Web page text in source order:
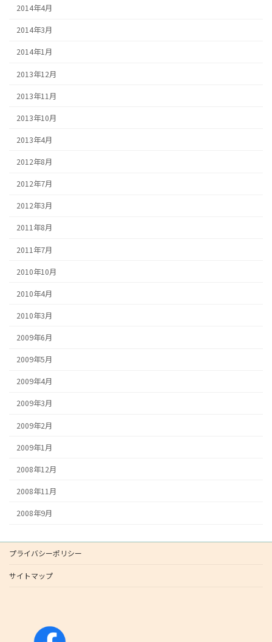
2014年4月
2014年3月
2014年1月
2013年12月
2013年11月
2013年10月
2013年4月
2012年8月
2012年7月
2012年3月
2011年8月
2011年7月
2010年10月
2010年4月
2010年3月
2009年6月
2009年5月
2009年4月
2009年3月
2009年2月
2009年1月
2008年12月
2008年11月
2008年9月
プライバシーポリシー
サイトマップ